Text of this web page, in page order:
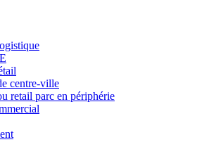
centre-ville
retail parc en périphérie